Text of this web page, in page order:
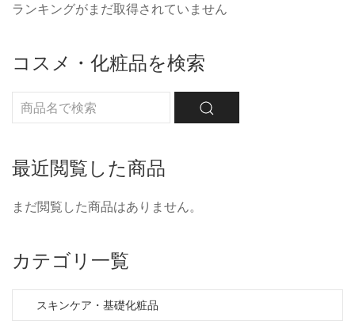
ランキングがまだ取得されていません
コスメ・化粧品を検索
最近閲覧した商品
まだ閲覧した商品はありません。
カテゴリ一覧
スキンケア・基礎化粧品